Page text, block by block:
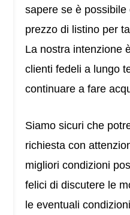
sapere se è possibile
prezzo di listino per
La nostra intenzione
clienti fedeli a lungo
continuare a fare
Siamo sicuri che
richiesta con
migliori condizioni
felici di discutere le
le eventuali